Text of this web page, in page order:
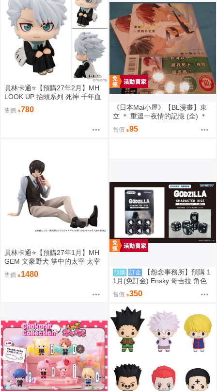
員林卡通⭐️【預購27年2月】MH
LOOK UP 抬頭系列 死神 千年血
戰篇 日番谷冬獅郎 0813
售價 780
《日本Mai小屋》【BL漫畫】東
立 ＊ 重溫一夜情的記憶 (全) ＊
作者：志々藤からり
售價 95
員林卡通⭐️【預購27年1月】MH
GEM 文豪野犬 掌中的太宰 太宰
治 0813
售價 1480 預購 訂金
【怨念事務所】預購 1
1月(免訂金) Ensky 哥吉拉 角色
骰子6入組 EN-D01 哥吉拉(1995)
0816
售價 350